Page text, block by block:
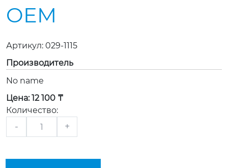
OEM
Артикул: 029-1115
Производитель
No name
Цена: 12 100 ₸
Количество:
- +